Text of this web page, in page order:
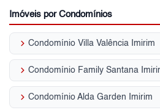
Imóveis por Condomínios
keyboard_arrow_right Condomínio Villa Valência Imirim
keyboard_arrow_right Condomínio Family Santana
keyboard_arrow_right Condomínio Alda Garden Imirim